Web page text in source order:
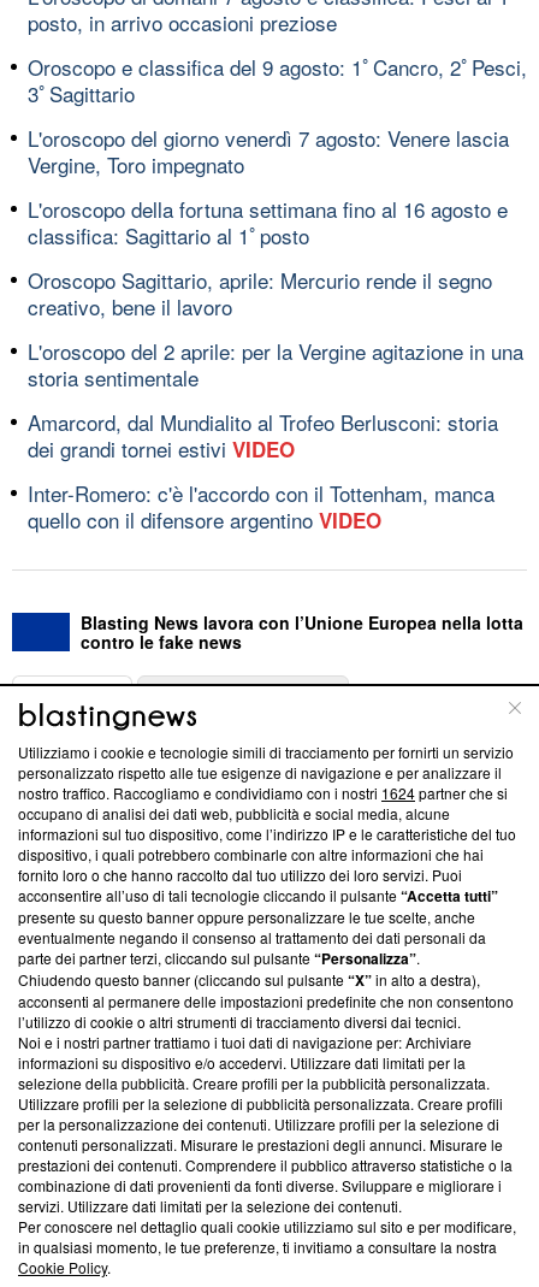
posto, in arrivo occasioni preziose
Oroscopo e classifica del 9 agosto: 1ﾟCancro, 2ﾟPesci,
3ﾟSagittario
L'oroscopo del giorno venerdì 7 agosto: Venere lascia
Vergine, Toro impegnato
L'oroscopo della fortuna settimana fino al 16 agosto e
classifica: Sagittario al 1ﾟposto
Oroscopo Sagittario, aprile: Mercurio rende il segno
creativo, bene il lavoro
L'oroscopo del 2 aprile: per la Vergine agitazione in una
storia sentimentale
Amarcord, dal Mundialito al Trofeo Berlusconi: storia
dei grandi tornei estivi VIDEO
Inter-Romero: c'è l'accordo con il Tottenham, manca
quello con il difensore argentino VIDEO
Blasting News lavora con l’Unione Europea nella lotta
contro le fake news
ABOUT
Questa sezione offre informazioni trasparenti su Blasting
News, sui nostri processi editoriali e su come ci impegniamo a
creare news di qualità. Inoltre, afferma la nostra aderenza a
‘Trust Project - News with Integrity’Blasting News non è
ancora membro del programma, ma ha richiesto di farne
parte; Trust Project non ha ancora effettuato una verifica di
conformità agli standard.
Su di noi
Team editoriale
Corporate
Redazione
Informativa Privacy
Cookie Policy
Blasting SA, IDI CHE-247.845.224, Via Carlo Frasca, 3 - 6900
Lugano (Svizzera) Tel:+39 0690258937
Utilizziamo i cookie e tecnologie simili di tracciamento per fornirti un servizio
personalizzato rispetto alle tue esigenze di navigazione e per analizzare il
nostro traffico. Raccogliamo e condividiamo con i nostri 1624partner che si
occupano di analisi dei dati web, pubblicità e social media, alcune
informazioni sul tuo dispositivo, come l’indirizzo IP e le caratteristiche del tuo
dispositivo, i quali potrebbero combinarle con altre informazioni che hai
fornito loro o che hanno raccolto dal tuo utilizzo dei loro servizi. Puoi
acconsentire all’uso di tali tecnologie cliccando il pulsante“Accetta tutti”
presente su questo banner oppure personalizzare le tue scelte, anche
eventualmente negando il consenso al trattamento dei dati personali da
parte dei partner terzi, cliccando sul pulsante“Personalizza”.
Chiudendo questo banner (cliccando sul pulsante“X”in alto a destra),
acconsenti al permanere delle impostazioni predefinite che non consentono
l’utilizzo di cookie o altri strumenti di tracciamento diversi dai tecnici.
Noi e i nostri partner trattiamo i tuoi dati di navigazione per: Archiviare
informazioni su dispositivo e/o accedervi. Utilizzare dati limitati per la
selezione della pubblicità. Creare profili per la pubblicità personalizzata.
Utilizzare profili per la selezione di pubblicità personalizzata. Creare profili
per la personalizzazione dei contenuti. Utilizzare profili per la selezione di
contenuti personalizzati. Misurare le prestazioni degli annunci. Misurare le
prestazioni dei contenuti. Comprendere il pubblico attraverso statistiche o la
combinazione di dati provenienti da fonti diverse. Sviluppare e migliorare i
servizi. Utilizzare dati limitati per la selezione dei contenuti.
Per conoscere nel dettaglio quali cookie utilizziamo sul sito e per modificare,
in qualsiasi momento, le tue preferenze, ti invitiamo a consultare la nostra
Cookie Policy.